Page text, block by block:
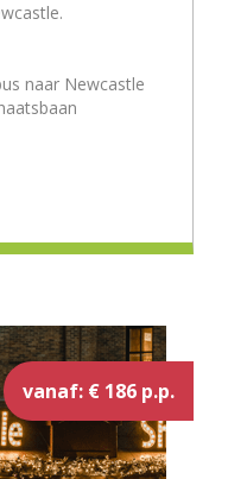
naar Newcastle
vanaf: € 186 p.p.